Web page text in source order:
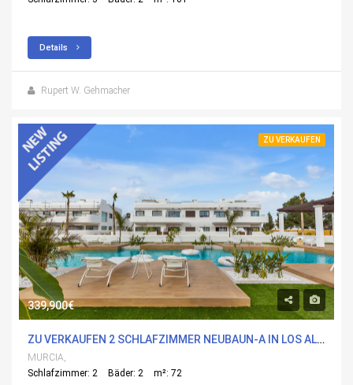
Details
Rupert W. Gehmacher
ZU VERKAUFEN
339,900€
ZU VERKAUFEN 2 SCHLAFZIMMER NEUBAUN-A IN LOS ALCÃ¡ZARES, MURCIA MIT POOL
MURCIA,
Schlafzimmer: 2
Bäder: 2 m²: 72